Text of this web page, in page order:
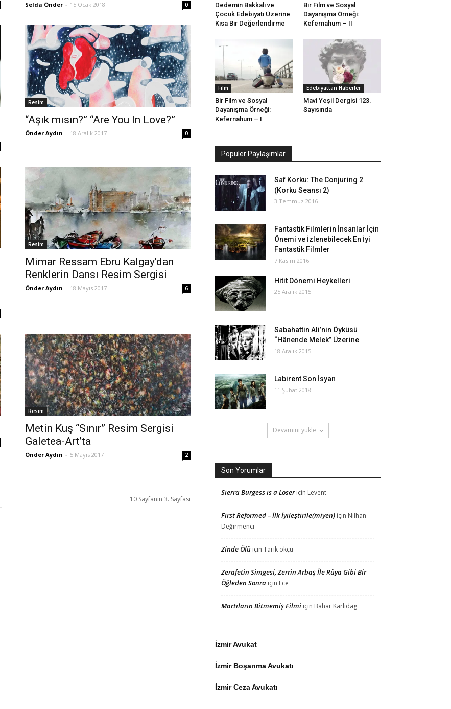
Selda Önder - 15 Ocak 2018 0
Resim
“Aşık mısın?” “Are You In Love?”
Önder Aydın - 18 Aralık 2017 0
Resim
Mimar Ressam Ebru Kalgay’dan
Renklerin Dansı Resim Sergisi
Önder Aydın - 18 Mayıs 2017 6
Resim
Metin Kuş “Sınır” Resim Sergisi
Galetea-Art’ta
Önder Aydın - 5 Mayıs 2017 2
10 Sayfanın 3. Sayfası
Dedemin Bakkalı ve
Çocuk Edebiyatı Üzerine
Kısa Bir Değerlendirme
Bir Film ve Sosyal
Dayanışma Örneği:
Kefernahum – II
Film
Bir Film ve Sosyal
Dayanışma Örneği:
Kefernahum – I
Edebiyattan Haberler
Mavi Yeşil Dergisi 123.
Sayısında
Popüler Paylaşımlar
Saf Korku: The Conjuring 2
(Korku Seansı 2)
3 Temmuz 2016
Fantastik Filmlerin İnsanlar İçin
Önemi ve İzlenebilecek En İyi
Fantastik Filmler
7 Kasım 2016
Hitit Dönemi Heykelleri
25 Aralık 2015
Sabahattin Ali’nin Öyküsü
“Hânende Melek” Üzerine
18 Aralık 2015
Labirent Son İsyan
11 Şubat 2018
Devamını yükle
Son Yorumlar
Sierra Burgess is a Loseriçin Levent
First Reformed – İlk İyileştirile(miyen) için Nilhan
Değirmenci
Zinde Ölü için Tarık okçu
Zerafetin Simgesi, Zerrin Arbaş İle Rüya Gibi Bir
Öğleden Sonra için Ece
Martıların Bitmemiş Filmi için Bahar Karlidag
İzmir Avukat
İzmir Boşanma Avukatı
İzmir Ceza Avukatı